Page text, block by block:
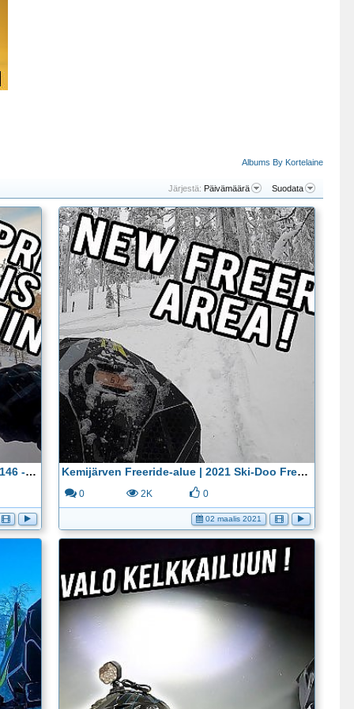
Albums By Kortelaine
Järjestä: Päivämäärä Suodata
SPRING IS COMING! | Ski-Doo Freeride 146 - YouTube Kemijärven Freeride-alue | 2021 Ski-Doo Freeride 146 - YouTube
0 2K 0
02 maalis 2021